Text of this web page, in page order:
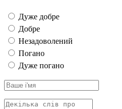
Дуже добре
Добре
Незадоволений
Погано
Дуже погано